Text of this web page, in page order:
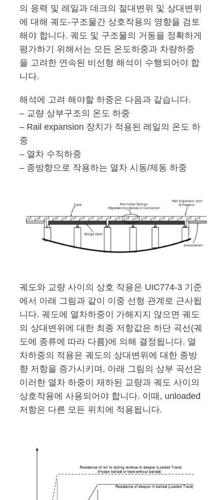
의 응력 및 레일과 데크의 절대변위 및 상대변위
에 대해 궤도-구조물간 상호작용의 영향을 검토
해야 합니다. 궤도 및 구조물의 거동을 정확하게
평가하기 위해서는 모든 온도하중과 차량하중
을 고려한 연속된 비선형 해석이 수행되어야 합
니다.
해석에 고려 해야할 하중은 다음과 같습니다.
– 교량 상부구조의 온도 하중
– Rail expansion 장치가 적용된 레일의 온도 하
중
– 열차 수직하중
– 종방향으로 작용하는 열차 시동/제동 하중
궤도와 교량 사이의 상호 작용은 UIC774-3 기준
에서 아래 그림과 같이 이중 선형 관계로 근사됩
니다. 궤도에 열차하중이 가해지지 않으면 궤도
의 상대변위에 대한 최종 저항값은 하단 곡선(궤
도에 종류에 따라 다름)에 의해 결정됩니다. 열
차하중의 적용은 궤도의 상대변위에 대한 종방
향 저항을 증가시키며, 아래 그림의 상부 곡선은
이러한 열차 하중이 재하된 교량과 궤도 사이의
상호작용에 사용되어야 합니다. 이때, unloaded
저항은 다른 모든 위치에 적용됩니다.